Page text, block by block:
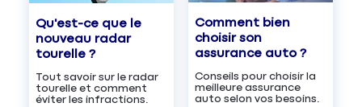
Qu'est-ce que le
nouveau radar
tourelle ?
Tout savoir sur le radar
tourelle et comment
éviter les infractions.
Comment bien
choisir son
assurance auto ?
Conseils pour choisir la
meilleure assurance
auto selon vos besoins.